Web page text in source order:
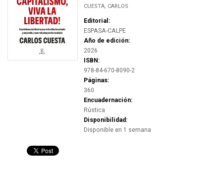
CUESTA, CARLOS
Editorial:
ESPASA-CALPE
Año de edición:
2026
ISBN:
978-84-670-8090-2
Páginas:
360
Encuadernación:
Rústica
Disponibilidad:
Disponible en 1 semana